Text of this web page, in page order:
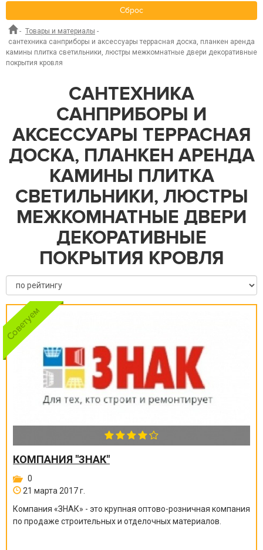
Сброс
- Товары и материалы -
сантехника санприборы и аксессуары террасная доска, планкен аренда
камины плитка светильники, люстры межкомнатные двери декоративные
покрытия кровля
САНТЕХНИКА
САНПРИБОРЫ И
АКСЕССУАРЫ ТЕРРАСНАЯ
ДОСКА, ПЛАНКЕН АРЕНДА
КАМИНЫ ПЛИТКА
СВЕТИЛЬНИКИ, ЛЮСТРЫ
МЕЖКОМНАТНЫЕ ДВЕРИ
ДЕКОРАТИВНЫЕ
ПОКРЫТИЯ КРОВЛЯ
КОМПАНИЯ "ЗНАК"
0
21 марта 2017 г.
Компания «ЗНАК» - это крупная оптово-розничная компания
по продаже строительных и отделочных материалов.